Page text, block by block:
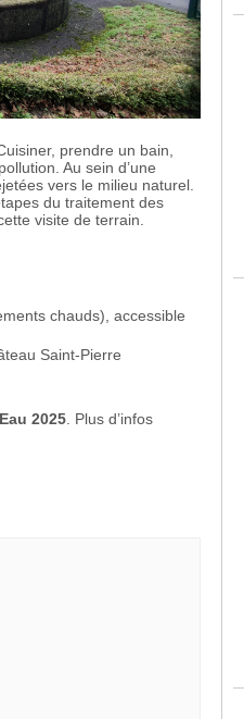
prendre un bain,
Au sein d’une
vers le milieu naturel.
du traitement des
visite de terrain.
chauds), accessible
Saint-Pierre
2025 . Plus d’infos